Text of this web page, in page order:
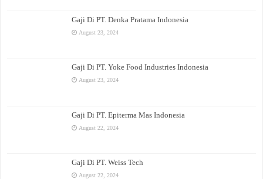
Gaji Di PT. Denka Pratama Indonesia
August 23, 2024
Gaji Di PT. Yoke Food Industries Indonesia
August 23, 2024
Gaji Di PT. Epiterma Mas Indonesia
August 22, 2024
Gaji Di PT. Weiss Tech
August 22, 2024